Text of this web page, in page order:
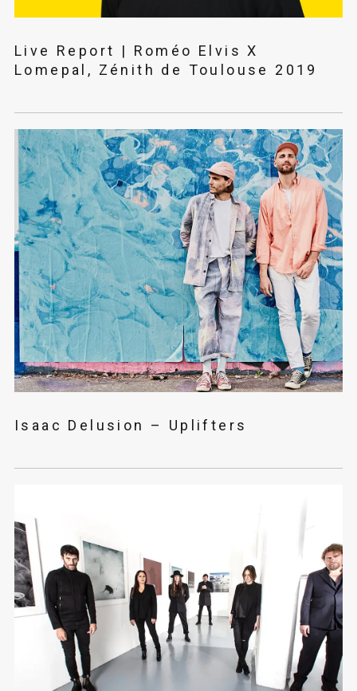
Live Report | Roméo Elvis X
Lomepal, Zénith de Toulouse 2019
Isaac Delusion – Uplifters